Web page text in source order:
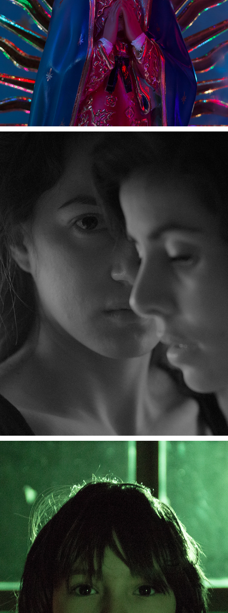
SOMEWHERE IN NOSTALGIA
LEON BRONSKY